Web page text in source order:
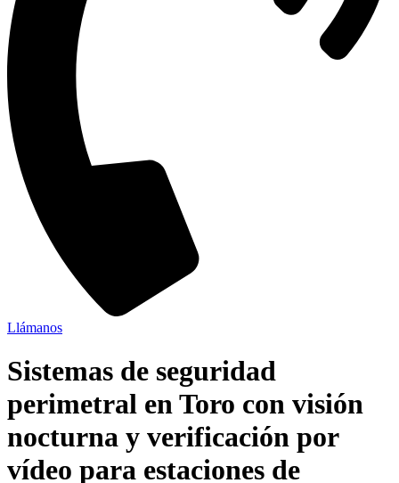
Llámanos
Sistemas de seguridad
perimetral en Toro con visión
nocturna y verificación por
vídeo para estaciones de